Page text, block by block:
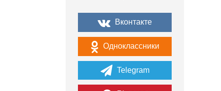
Вконтакте
Одноклассники
Telegram